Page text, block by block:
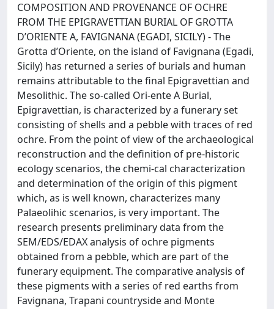
COMPOSITION AND PROVENANCE OF OCHRE
FROM THE EPIGRAVETTIAN BURIAL OF GROTTA
D’ORIENTE A, FAVIGNANA (EGADI, SICILY) - The
Grotta d’Oriente, on the island of Favignana (Egadi,
Sicily) has returned a series of burials and human
remains attributable to the final Epigravettian and
Mesolithic. The so-called Ori-ente A Burial,
Epigravettian, is characterized by a funerary set
consisting of shells and a pebble with traces of red
ochre. From the point of view of the archaeological
reconstruction and the definition of pre-historic
ecology scenarios, the chemi-cal characterization
and determination of the origin of this pigment
which, as is well known, characterizes many
Palaeolihic scenarios, is very important. The
research presents preliminary data from the
SEM/EDS/EDAX analysis of ochre pigments
obtained from a pebble, which are part of the
funerary equipment. The comparative analysis of
these pigments with a series of red earths from
Favignana, Trapani countryside and Monte